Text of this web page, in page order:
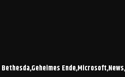
Bethesda Geheimes Ende Microsoft News